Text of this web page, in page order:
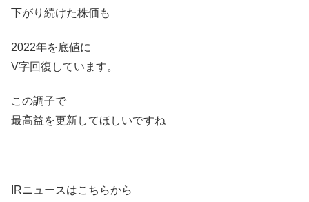
下がり続けた株価も
2022年を底値に
V字回復しています。
この調子で
最高益を更新してほしいですね
IRニュースはこちらから